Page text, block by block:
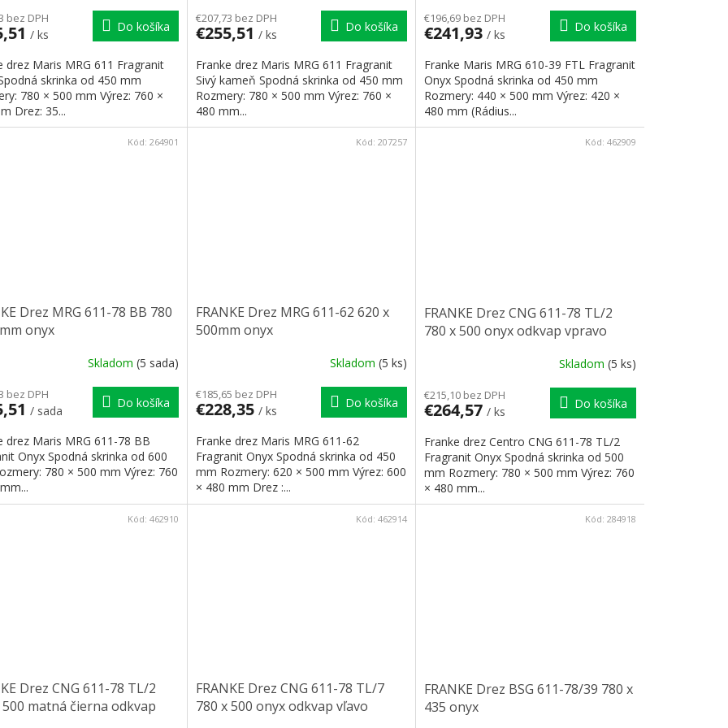
bez DPH
/ ks
Do košíka
drez Maris MRG 611 Fragranit
skrinka od 450 mm
780 × 500 mm Výrez: 760 ×
Drez: 35...
€207,73 bez DPH
€255,51 / ks
Do košíka
Franke drez Maris MRG 611 Fragranit
Sivý kameň Spodná skrinka od 450 mm
Rozmery: 780 × 500 mm Výrez: 760 ×
480 mm...
€196,69 bez DPH
€241,93 / ks
Do košíka
Franke Maris MRG 610-39 FTL Fragranit
Onyx Spodná skrinka od 450 mm
Rozmery: 440 × 500 mm Výrez: 420 ×
480 mm (Rádius...
Drez MRG 611-78 BB 780
onyx
Skladom (5 sada)
bez DPH
/ sada
Do košíka
drez Maris MRG 611-78 BB
Onyx Spodná skrinka od 600
780 × 500 mm Výrez: 760
Kód: 264901
FRANKE Drez MRG 611-62 620 x
500mm onyx
Skladom (5 ks)
€185,65 bez DPH
€228,35 / ks
Do košíka
Franke drez Maris MRG 611-62
Fragranit Onyx Spodná skrinka od 450
mm Rozmery: 620 × 500 mm Výrez: 600
× 480 mm Drez :...
Kód: 207257
FRANKE Drez CNG 611-78 TL/2
780 x 500 onyx odkvap vpravo
Skladom (5 ks)
€215,10 bez DPH
€264,57 / ks
Do košíka
Franke drez Centro CNG 611-78 TL/2
Fragranit Onyx Spodná skrinka od 500
mm Rozmery: 780 × 500 mm Výrez: 760
× 480 mm...
Kód: 462909
Drez CNG 611-78 TL/2
500 matná čierna odkvap
Kód: 462910
FRANKE Drez CNG 611-78 TL/7
780 x 500 onyx odkvap vľavo
Kód: 462914
FRANKE Drez BSG 611-78/39 780 x
435 onyx
Kód: 284918